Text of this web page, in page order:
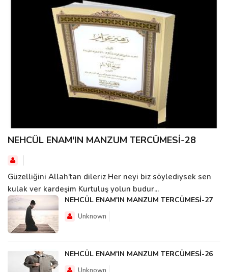
NEHCÜL ENAM'IN MANZUM TERCÜMESİ-28
Güzelliğini Allah’tan dileriz Her neyi biz söylediysek sen
kulak ver kardeşim Kurtuluş yolun budur...
NEHCÜL ENAM'IN MANZUM TERCÜMESİ-27
Unknown
NEHCÜL ENAM'IN MANZUM TERCÜMESİ-26